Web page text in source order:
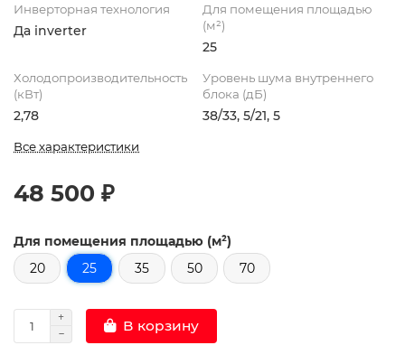
Инверторная технология
Да inverter
Для помещения площадью
(м²)
25
Холодопроизводительность
(кВт)
2,78
Уровень шума внутреннего
блока (дБ)
38/33, 5/21, 5
Все характеристики
48 500 ₽
Для помещения площадью (м²)
20
25 35 50 70
В корзину